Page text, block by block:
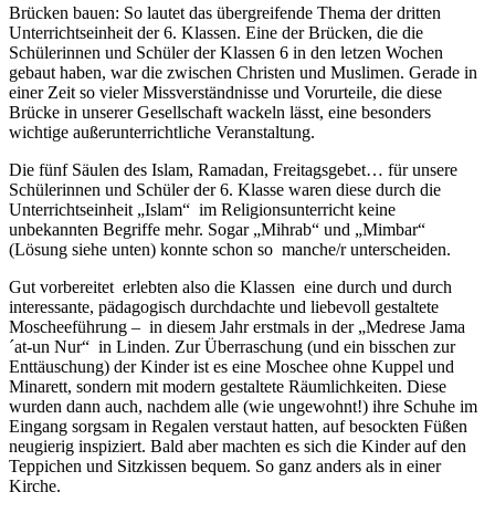
Brücken bauen: So lautet das übergreifende Thema der dritten
Unterrichtseinheit der 6. Klassen. Eine der Brücken, die die
Schülerinnen und Schüler der Klassen 6 in den letzen Wochen
gebaut haben, war die zwischen Christen und Muslimen. Gerade in
einer Zeit so vieler Missverständnisse und Vorurteile, die diese
Brücke in unserer Gesellschaft wackeln lässt, eine besonders
wichtige außerunterrichtliche Veranstaltung.
Die fünf Säulen des Islam, Ramadan, Freitagsgebet… für unsere
Schülerinnen und Schüler der 6. Klasse waren diese durch die
Unterrichtseinheit „Islam“ im Religionsunterricht keine
unbekannten Begriffe mehr. Sogar „Mihrab“ und „Mimbar“
(Lösung siehe unten) konnte schon so manche/r unterscheiden.
Gut vorbereitet erlebten also die Klassen eine durch und durch
interessante, pädagogisch durchdachte und liebevoll gestaltete
Moscheeführung – in diesem Jahr erstmals in der „Medrese Jama
´at-un Nur“ in Linden. Zur Überraschung (und ein bisschen zur
Enttäuschung) der Kinder ist es eine Moschee ohne Kuppel und
Minarett, sondern mit modern gestaltete Räumlichkeiten. Diese
wurden dann auch, nachdem alle (wie ungewohnt!) ihre Schuhe im
Eingang sorgsam in Regalen verstaut hatten, auf besockten Füßen
neugierig inspiziert. Bald aber machten es sich die Kinder auf den
Teppichen und Sitzkissen bequem. So ganz anders als in einer
Kirche.